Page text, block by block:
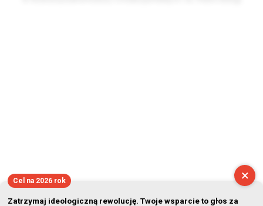
×
Cel na 2026 rok
Zatrzymaj ideologiczną rewolucję. Twoje wsparcie to głos za